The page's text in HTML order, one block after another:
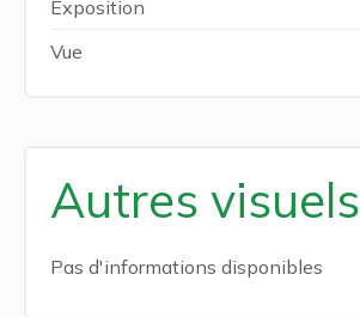
Exposition
Vue
Autres visuels
Pas d'informations disponibles